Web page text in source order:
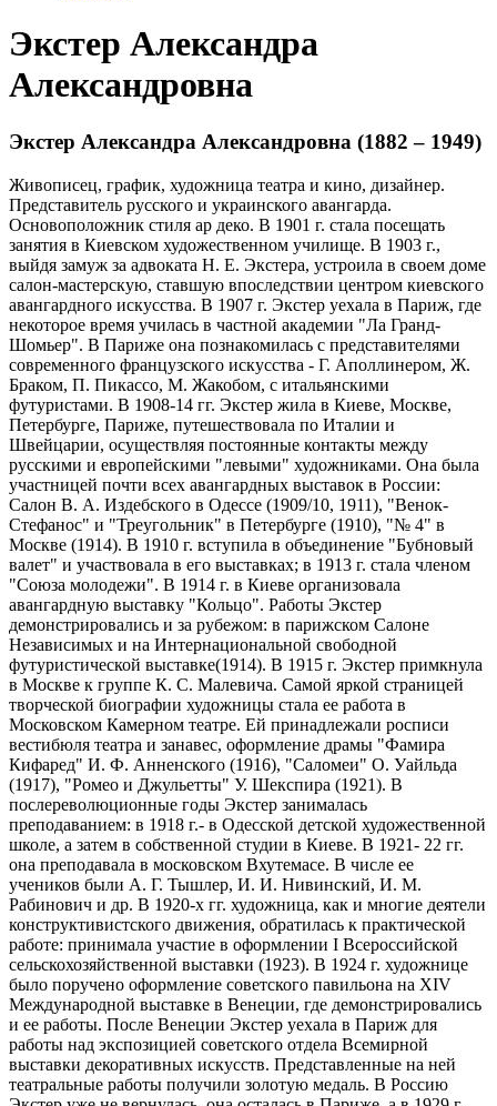
Экстер Александра
Александровна
Экстер Александра Александровна (1882 – 1949)
Живописец, график, художница театра и кино, дизайнер.
Представитель русского и украинского авангарда.
Основоположник стиля ар деко. В 1901 г. стала посещать
занятия в Киевском художественном училище. В 1903 г.,
выйдя замуж за адвоката Н. Е. Экстера, устроила в своем доме
салон-мастерскую, ставшую впоследствии центром киевского
авангардного искусства. В 1907 г. Экстер уехала в Париж, где
некоторое время училась в частной академии "Ла Гранд-
Шомьер". В Париже она познакомилась с представителями
современного французского искусства - Г. Аполлинером, Ж.
Браком, П. Пикассо, М. Жакобом, с итальянскими
футуристами. В 1908-14 гг. Экстер жила в Киеве, Москве,
Петербурге, Париже, путешествовала по Италии и
Швейцарии, осуществляя постоянные контакты между
русскими и европейскими "левыми" художниками. Она была
участницей почти всех авангардных выставок в России:
Салон В. А. Издебского в Одессе (1909/10, 1911), "Венок-
Стефанос" и "Треугольник" в Петербурге (1910), "№ 4" в
Москве (1914). В 1910 г. вступила в объединение "Бубновый
валет" и участвовала в его выставках; в 1913 г. стала членом
"Союза молодежи". В 1914 г. в Киеве организовала
авангардную выставку "Кольцо". Работы Экстер
демонстрировались и за рубежом: в парижском Салоне
Независимых и на Интернациональной свободной
футуристической выставке(1914). В 1915 г. Экстер примкнула
в Москве к группе К. С. Малевича. Самой яркой страницей
творческой биографии художницы стала ее работа в
Московском Камерном театре. Ей принадлежали росписи
вестибюля театра и занавес, оформление драмы "Фамира
Кифаред" И. Ф. Анненского (1916), "Саломеи" О. Уайльда
(1917), "Ромео и Джульетты" У. Шекспира (1921). В
послереволюционные годы Экстер занималась
преподаванием: в 1918 г.- в Одесской детской художественной
школе, а затем в собственной студии в Киеве. В 1921- 22 гг.
она преподавала в московском Вхутемасе. В числе ее
учеников были А. Г. Тышлер, И. И. Нивинский, И. М.
Рабинович и др. В 1920-х гг. художница, как и многие деятели
конструктивистского движения, обратилась к практической
работе: принимала участие в оформлении I Всероссийской
сельскохозяйственной выставки (1923). В 1924 г. художнице
было поручено оформление советского павильона на XIV
Международной выставке в Венеции, где демонстрировались
и ее работы. После Венеции Экстер уехала в Париж для
работы над экспозицией советского отдела Всемирной
выставки декоративных искусств. Представленные на ней
театральные работы получили золотую медаль. В Россию